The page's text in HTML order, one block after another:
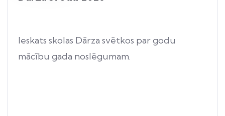
Ieskats skolas Dārza svētkos par godu
mācību gada noslēgumam.